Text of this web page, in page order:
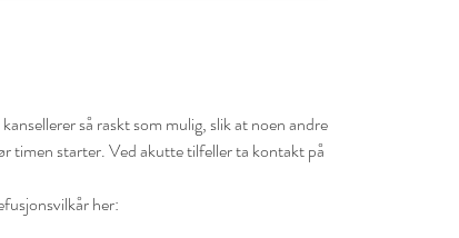
så raskt som mulig, slik at noen andre
timen starter. Ved akutte tilfeller ta kontakt på
her: